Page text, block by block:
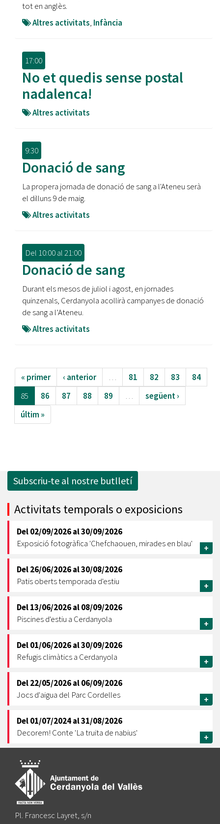
tot en anglès.
Altres activitats, Infància
17:00
No et quedis sense postal
nadalenca!
Altres activitats
9:30
Donació de sang
La propera jornada de donació de sang a l'Ateneu serà
el dilluns 9 de maig.
Altres activitats
Del 10:00al21:00
Donació de sang
Durant els mesos de juliol i agost, en jornades
quinzenals, Cerdanyola acollirà campanyes de donació
de sang a l’Ateneu.
Altres activitats
« primer ‹ anterior … 81 82 83
84
85
86 87 88 89 …
següent ›
últim »
Subscriu-te al nostre butlletí
Activitats temporals o exposicions
Del02/09/2026al30/09/2026
Exposició fotogràfica 'Chefchaouen, mirades en blau'
+
Del26/06/2026al30/08/2026
Patis oberts temporada d'estiu
+
Del13/06/2026al08/09/2026
Piscines d'estiu a Cerdanyola
+
Del01/06/2026al30/09/2026
Refugis climàtics a Cerdanyola
+
Del22/05/2026al06/09/2026
Jocs d'aigua del Parc Cordelles
+
Del01/07/2024al31/08/2026
Decorem! Conte 'La truita de nabius'
+
Pl. Francesc Layret, s/n